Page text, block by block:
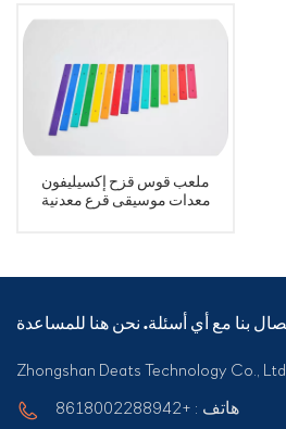
ملعب قوس قزح إكسيليفون
معدات موسيقى قرع معدنية
Zhongshan Deats Technology Co., Ltd
هاتف : +8618002288942